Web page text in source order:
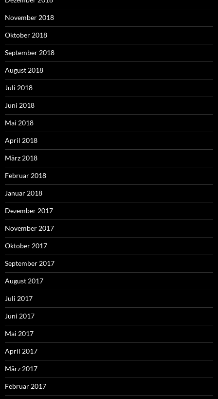
November 2018
Oktober 2018
September 2018
August 2018
Juli 2018
Juni 2018
Mai 2018
April 2018
März 2018
Februar 2018
Januar 2018
Dezember 2017
November 2017
Oktober 2017
September 2017
August 2017
Juli 2017
Juni 2017
Mai 2017
April 2017
März 2017
Februar 2017